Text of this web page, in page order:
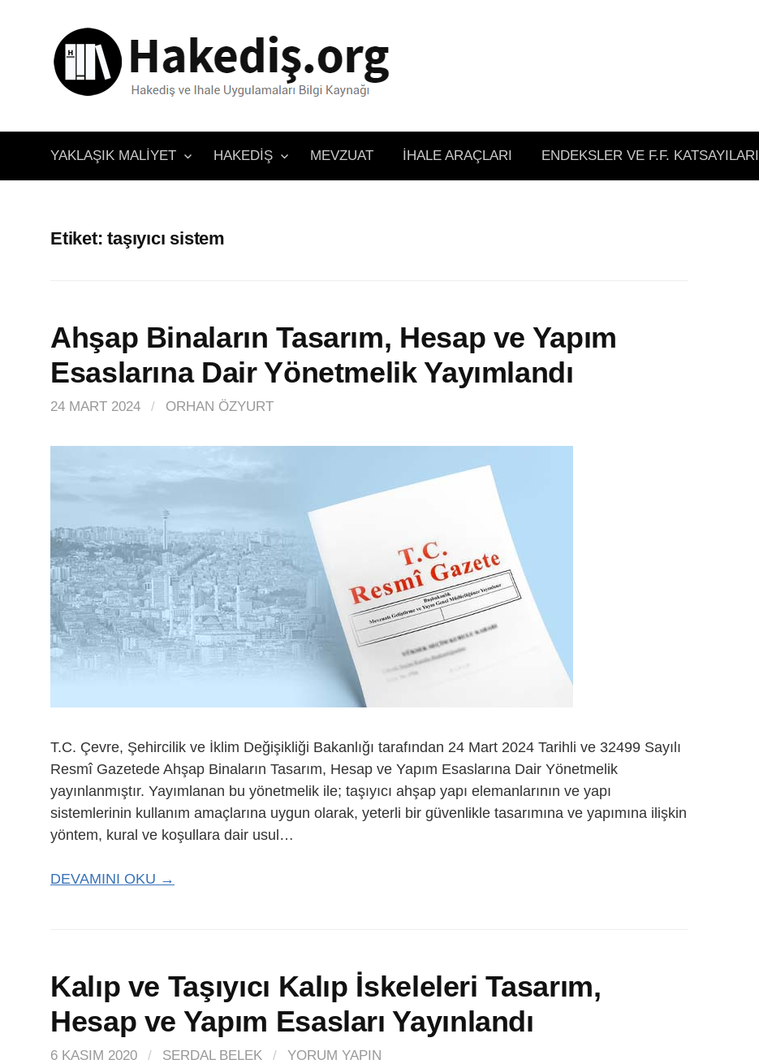
YAKLAŞIK MALIYET HAKEDIŞ MEVZUAT İHALE ARAÇLARI ENDEKSLER VE F.F. KATSAYILARI
Etiket:taşıyıcı sistem
Ahşap Binaların Tasarım, Hesap ve Yapım
Esaslarına Dair Yönetmelik Yayımlandı
24 MART 2024 / ORHAN ÖZYURT
T.C. Çevre, Şehircilik ve İklim Değişikliği Bakanlığı tarafından 24 Mart 2024 Tarihli ve 32499 Sayılı
Resmî Gazetede Ahşap Binaların Tasarım, Hesap ve Yapım Esaslarına Dair Yönetmelik
yayınlanmıştır. Yayımlanan bu yönetmelik ile; taşıyıcı ahşap yapı elemanlarının ve yapı
sistemlerinin kullanım amaçlarına uygun olarak, yeterli bir güvenlikle tasarımına ve yapımına ilişkin
yöntem, kural ve koşullara dair usul…
DEVAMINI OKU →
Kalıp ve Taşıyıcı Kalıp İskeleleri Tasarım,
Hesap ve Yapım Esasları Yayınlandı
6 KASIM 2020 / SERDAL BELEK / YORUM YAPIN